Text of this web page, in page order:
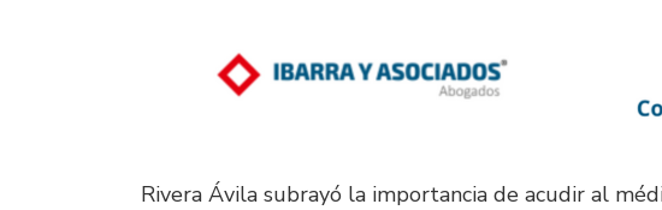
Rivera Ávila subrayó la importancia de acudir al